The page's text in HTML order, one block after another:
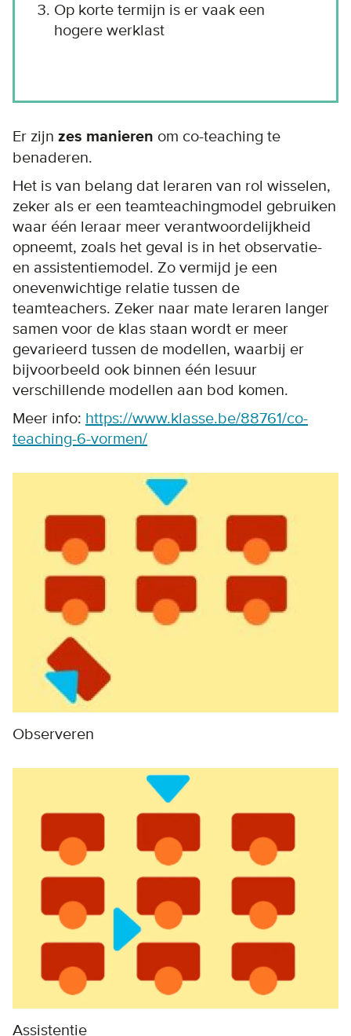
Op korte termijn is er vaak een
hogere werklast
Er zijn zes manieren om co-teaching te
benaderen.
Het is van belang dat leraren van rol wisselen,
zeker als er een teamteachingmodel gebruiken
waar één leraar meer verantwoordelijkheid
opneemt, zoals het geval is in het observatie-
en assistentiemodel. Zo vermijd je een
onevenwichtige relatie tussen de
teamteachers. Zeker naar mate leraren langer
samen voor de klas staan wordt er meer
gevarieerd tussen de modellen, waarbij er
bijvoorbeeld ook binnen één lesuur
verschillende modellen aan bod komen.
Meer info: https://www.klasse.be/88761/co-
teaching-6-vormen/
Observeren
Assistentie